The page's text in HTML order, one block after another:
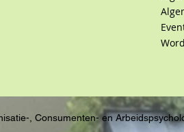
, Consumenten- en